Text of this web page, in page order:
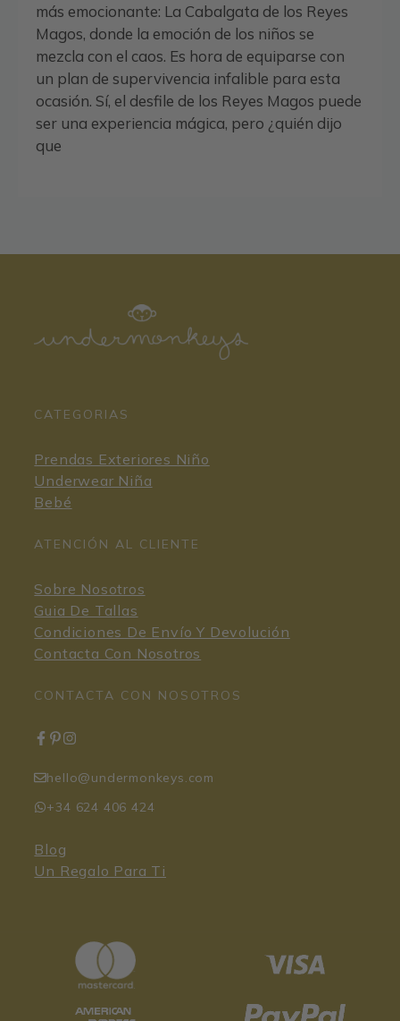
más emocionante: La Cabalgata de los Reyes
Magos, donde la emoción de los niños se
mezcla con el caos. Es hora de equiparse con
un plan de supervivencia infalible para esta
ocasión. Sí, el desfile de los Reyes Magos puede
ser una experiencia mágica, pero ¿quién dijo
que
CATEGORIAS
Prendas Exteriores Niño
Underwear Niña
Bebé
ATENCIÓN AL CLIENTE
Sobre Nosotros
Guia De Tallas
Condiciones De Envío Y Devolución
Contacta Con Nosotros
CONTACTA CON NOSOTROS
hello@undermonkeys.com
+34 624 406 424
Blog
Un Regalo Para Ti